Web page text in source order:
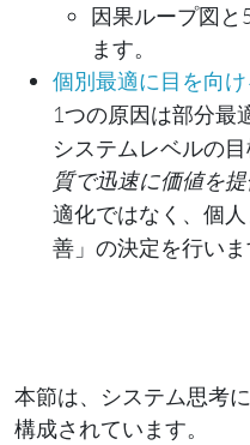
因果ループ図と
ます。
個別最適に目を向け
1つの原因は部分最
システムレベルの
質で迅速に価値を
適化ではなく、個
善」の決定を行いま
本節は、システム思考
構成されています。